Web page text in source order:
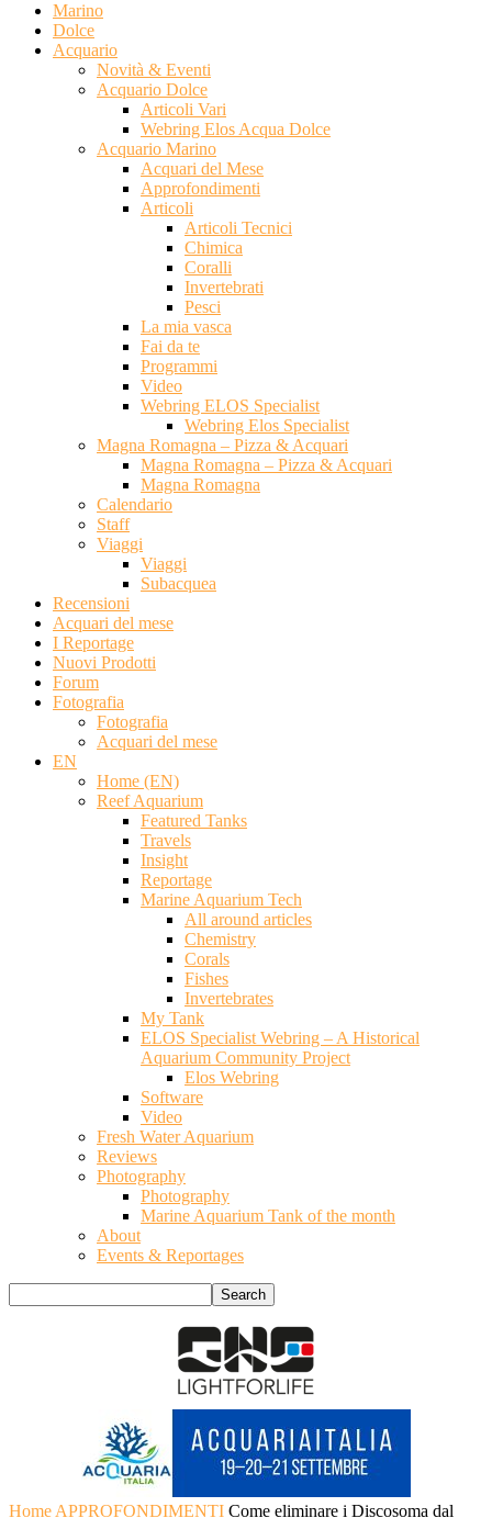
Marino
Dolce
Acquario
Novità & Eventi
Acquario Dolce
Articoli Vari
Webring Elos Acqua Dolce
Acquario Marino
Acquari del Mese
Approfondimenti
Articoli
Articoli Tecnici
Chimica
Coralli
Invertebrati
Pesci
La mia vasca
Fai da te
Programmi
Video
Webring ELOS Specialist
Webring Elos Specialist
Magna Romagna – Pizza & Acquari
Magna Romagna – Pizza & Acquari
Magna Romagna
Calendario
Staff
Viaggi
Viaggi
Subacquea
Recensioni
Acquari del mese
I Reportage
Nuovi Prodotti
Forum
Fotografia
Fotografia
Acquari del mese
EN
Home (EN)
Reef Aquarium
Featured Tanks
Travels
Insight
Reportage
Marine Aquarium Tech
All around articles
Chemistry
Corals
Fishes
Invertebrates
My Tank
ELOS Specialist Webring – A Historical
Aquarium Community Project
Elos Webring
Software
Video
Fresh Water Aquarium
Reviews
Photography
Photography
Marine Aquarium Tank of the month
About
Events & Reportages
Home APPROFONDIMENTI Come eliminare i Discosoma dal